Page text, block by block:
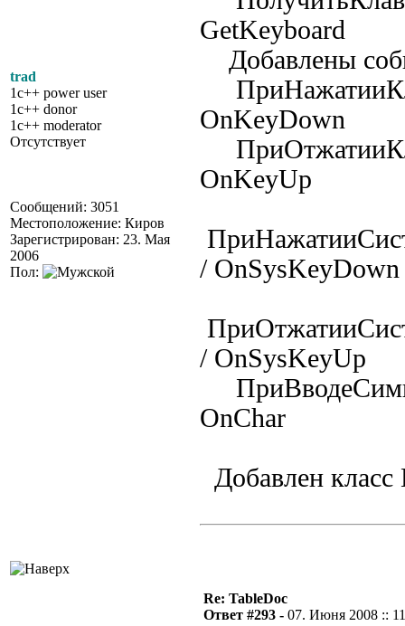
trad
1c++ power user
1c++ donor
1c++ moderator
Отсутствует
Сообщений: 3051
Местоположение: Киров
Зарегистрирован: 23. Мая
2006
Пол:
GetKeyboard
Добавлены
OnKeyDown
OnKeyUp
/ OnSysKeyDown
/ OnSysKeyUp
OnChar
Добавлен класс
Re: TableDoc
Ответ #293 - 07. Июня 2008 ::